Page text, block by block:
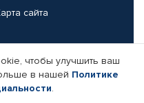
сайта
компании
чтобы улучшить ваш
в нашей Политике
.